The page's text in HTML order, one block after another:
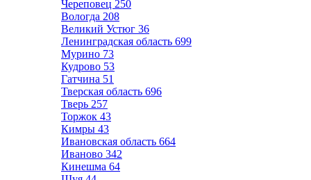
Череповец 250
Вологда 208
Великий Устюг 36
Ленинградская область 699
Мурино 73
Кудрово 53
Гатчина 51
Тверская область 696
Тверь 257
Торжок 43
Кимры 43
Ивановская область 664
Иваново 342
Кинешма 64